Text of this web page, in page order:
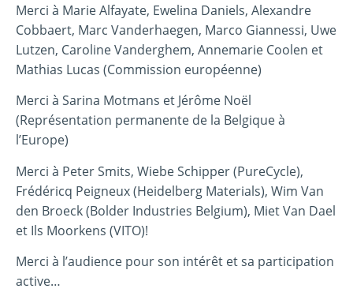
Merci à Marie Alfayate, Ewelina Daniels, Alexandre
Cobbaert, Marc Vanderhaegen, Marco Giannessi, Uwe
Lutzen, Caroline Vanderghem, Annemarie Coolen et
Mathias Lucas (Commission européenne)
Merci à Sarina Motmans et Jérôme Noël
(Représentation permanente de la Belgique à
l’Europe)
Merci à Peter Smits, Wiebe Schipper (PureCycle),
Frédéricq Peigneux (Heidelberg Materials), Wim Van
den Broeck (Bolder Industries Belgium), Miet Van Dael
et Ils Moorkens (VITO)!
Merci à l’audience pour son intérêt et sa participation
active…